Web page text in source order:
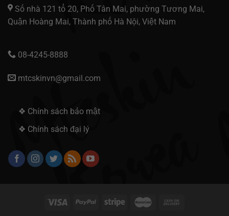
Số nhà 121 tổ 20, Phố Tân Mai, phường Tương Mai,
Quận Hoàng Mai, Thành phố Hà Nội, Việt Nam
08-4245-8888
mtcskinvn@gmail.com
❖ Chính sách bảo mật
❖ Chính sách đại lý